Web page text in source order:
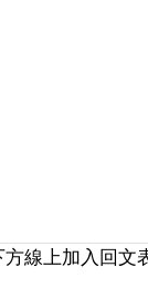
線上加入回文